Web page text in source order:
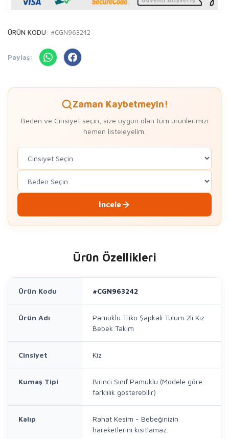
ÜRÜN KODU: #CGN963242
Paylaş:
Zaman Kaybetmeyin!
Beden ve Cinsiyet seçin, size uygun olan tüm ürünlerimizi
hemen listeleyelim.
İncele
Ürün Özellikleri
Ürün Kodu #CGN963242
Ürün Adı
Pamuklu Triko Şapkalı Tulum 2li Kız
Bebek Takım
Cinsiyet Kiz
Kumaş Tipi
Birinci Sınıf Pamuklu (Modele göre
farklılık gösterebilir)
Kalıp
Rahat Kesim - Bebeğinizin
hareketlerini kısıtlamaz.